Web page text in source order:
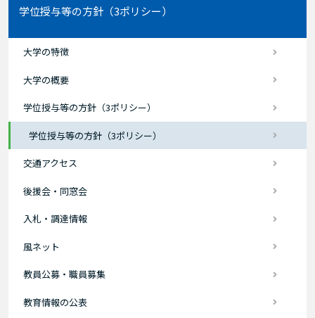
学位授与等の方針（3ポリシー）
大学の特徴
大学の概要
学位授与等の方針（3ポリシー）
学位授与等の方針（3ポリシー）
交通アクセス
後援会・同窓会
入札・調達情報
風ネット
教員公募・職員募集
教育情報の公表